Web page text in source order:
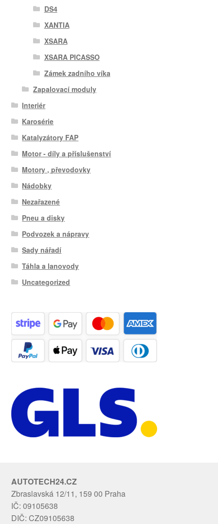
DS4
XANTIA
XSARA
XSARA PICASSO
Zámek zadního víka
Zapalovací moduly
Interiér
Karosérie
Katalyzátory FAP
Motor - díly a příslušenství
Motory , převodovky
Nádobky
Nezařazené
Pneu a disky
Podvozek a nápravy
Sady nářadí
Táhla a lanovody
Uncategorized
AUTOTECH24.CZ
Zbraslavská 12/11, 159 00 Praha
IČ: 09105638
DIČ: CZ09105638